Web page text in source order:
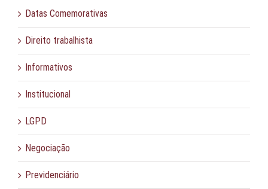
Datas Comemorativas
Direito trabalhista
Informativos
Institucional
LGPD
Negociação
Previdenciário